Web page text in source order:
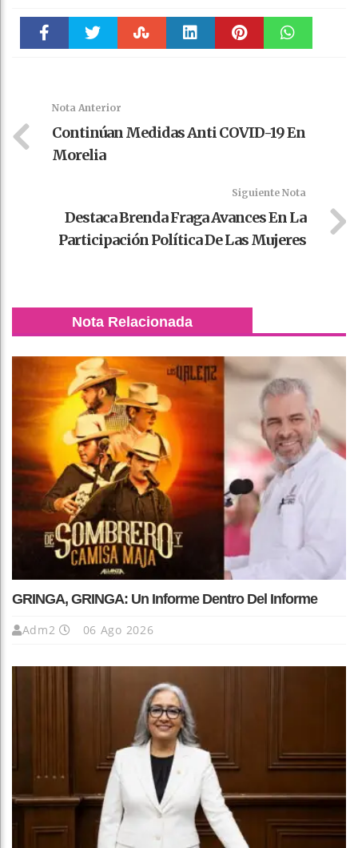
Nota Anterior
Continúan Medidas Anti COVID-19 En
Morelia
Siguiente Nota
Destaca Brenda Fraga Avances En La
Participación Política De Las Mujeres
Nota Relacionada
GRINGA, GRINGA: Un Informe Dentro Del Informe
Adm2 06 Ago 2026